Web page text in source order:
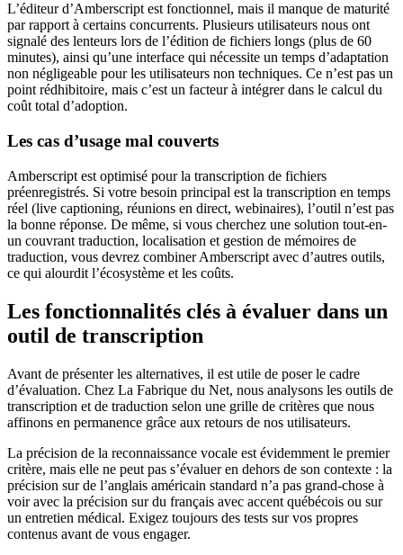
L’éditeur d’Amberscript est fonctionnel, mais il manque de maturité
par rapport à certains concurrents. Plusieurs utilisateurs nous ont
signalé des lenteurs lors de l’édition de fichiers longs (plus de 60
minutes), ainsi qu’une interface qui nécessite un temps d’adaptation
non négligeable pour les utilisateurs non techniques. Ce n’est pas un
point rédhibitoire, mais c’est un facteur à intégrer dans le calcul du
coût total d’adoption.
Les cas d’usage mal couverts
Amberscript est optimisé pour la transcription de fichiers
préenregistrés. Si votre besoin principal est la transcription en temps
réel (live captioning, réunions en direct, webinaires), l’outil n’est pas
la bonne réponse. De même, si vous cherchez une solution tout-en-
un couvrant traduction, localisation et gestion de mémoires de
traduction, vous devrez combiner Amberscript avec d’autres outils,
ce qui alourdit l’écosystème et les coûts.
Les fonctionnalités clés à évaluer dans un
outil de transcription
Avant de présenter les alternatives, il est utile de poser le cadre
d’évaluation. Chez La Fabrique du Net, nous analysons les outils de
transcription et de traduction selon une grille de critères que nous
affinons en permanence grâce aux retours de nos utilisateurs.
La précision de la reconnaissance vocale est évidemment le premier
critère, mais elle ne peut pas s’évaluer en dehors de son contexte : la
précision sur de l’anglais américain standard n’a pas grand-chose à
voir avec la précision sur du français avec accent québécois ou sur
un entretien médical. Exigez toujours des tests sur vos propres
contenus avant de vous engager.